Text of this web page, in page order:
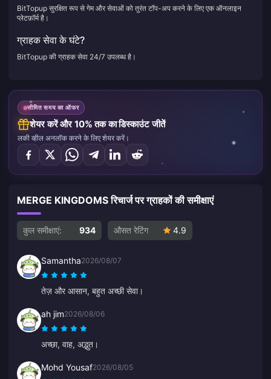
BitTopup सुरक्षित रूप से गेम और सेवाओं को तुरंत टॉप-अप करने के लिए एक ऑनलाइन
प्लेटफ़ॉर्म है।
ग्राहक सेवा के घंटे?
BitTopup की ग्राहक सेवा 24/7 उपलब्ध है।
सीमित समय का ऑफर
शेयर करें और 10% तक का डिस्काउंट जीतें
लकी व्हील अनलॉक करने के लिए शेयर करें।
MERGE KINGDOMS रिचार्ज पर ग्राहकों की समीक्षाएं
कुल समीक्षाएं: 934 औसत रेटिंग 4.9
Samantha2026/08/07
तेज़ और आसान, बहुत अच्छी सेवा।
ah jim2026/08/06
अच्छा, वाह, अद्भुत।
Mohd Yousaf2026/08/05